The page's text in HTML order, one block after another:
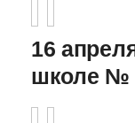
16
школе №